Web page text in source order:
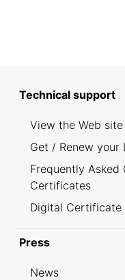
Technical support
View the Web site
Get / Renew
Frequently Asked
Certificates
Digital Certificate
Press
News